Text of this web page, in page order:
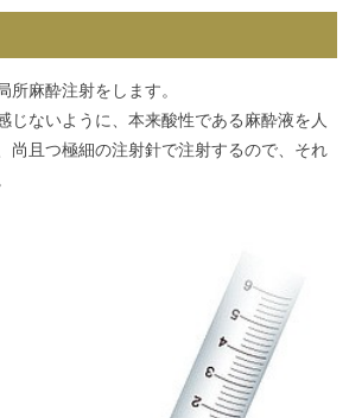
所麻酔注射をします。
じないように、本来酸性である麻酔液を人
尚且つ極細の注射針で注射するので、それ